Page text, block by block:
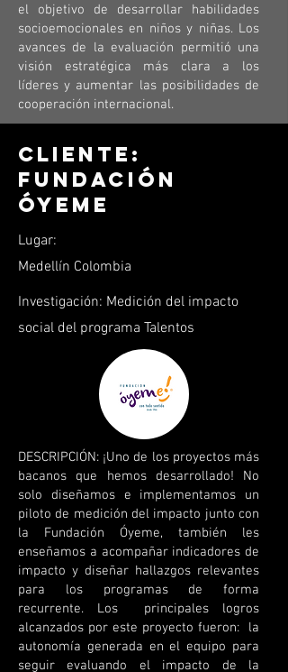
el objetivo de desarrollar habilidades
socioemocionales en niños y niñas. Los
avances de la evaluación permitió una
visión estratégica más clara a los
líderes y aumentar las posibilidades de
cooperación internacional.
Cliente:
Fundación
Óyeme
Lugar:
Medellín Colombia
Investigación: Medición del impacto
social del programa Talentos
DESCRIPCIÓN: ¡Uno de los proyectos más
bacanos que hemos desarrollado! No
solo diseñamos e implementamos un
piloto de medición del impacto junto con
la Fundación Óyeme, también les
enseñamos a acompañar indicadores de
impacto y diseñar hallazgos relevantes
para los programas de forma
recurrente. Los principales logros
alcanzados por este proyecto fueron: la
autonomía generada en el equipo para
seguir evaluando el impacto de la